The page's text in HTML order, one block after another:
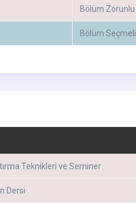
Bölüm Zorunlu
Bölüm Seçmeli
Teknikleri ve Seminer
Dersi